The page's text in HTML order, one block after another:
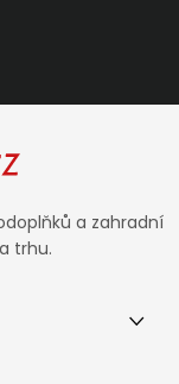
a zahradní
trhu.